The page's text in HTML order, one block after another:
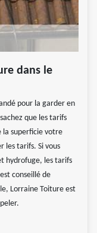
dans le
pour la garder en
que les tarifs
la superficie votre
les tarifs. Si vous
hydrofuge, les tarifs
conseillé de
Lorraine Toiture est